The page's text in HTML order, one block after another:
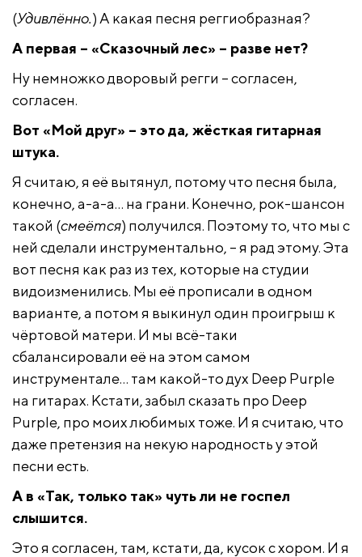
(Удивлённо.) А какая песня реггиобразная?
А первая – «Сказочный лес» – разве нет?
Ну немножко дворовый регги – согласен,
согласен.
Вот «Мой друг» – это да, жёсткая гитарная
штука.
Я считаю, я её вытянул, потому что песня была,
конечно, а-а-а… на грани. Конечно, рок-шансон
такой (смеётся) получился. Поэтому то, что мы с
ней сделали инструментально, – я рад этому. Эта
вот песня как раз из тех, которые на студии
видоизменились. Мы её прописали в одном
варианте, а потом я выкинул один проигрыш к
чёртовой матери. И мы всё-таки
сбалансировали её на этом самом
инструментале… там какой-то дух Deep Purple
на гитарах. Кстати, забыл сказать про Deep
Purple, про моих любимых тоже. И я считаю, что
даже претензия на некую народность у этой
песни есть.
А в «Так, только так» чуть ли не госпел
слышится.
Это я согласен, там, кстати, да, кусок с хором. И я